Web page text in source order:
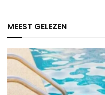
MEEST GELEZEN